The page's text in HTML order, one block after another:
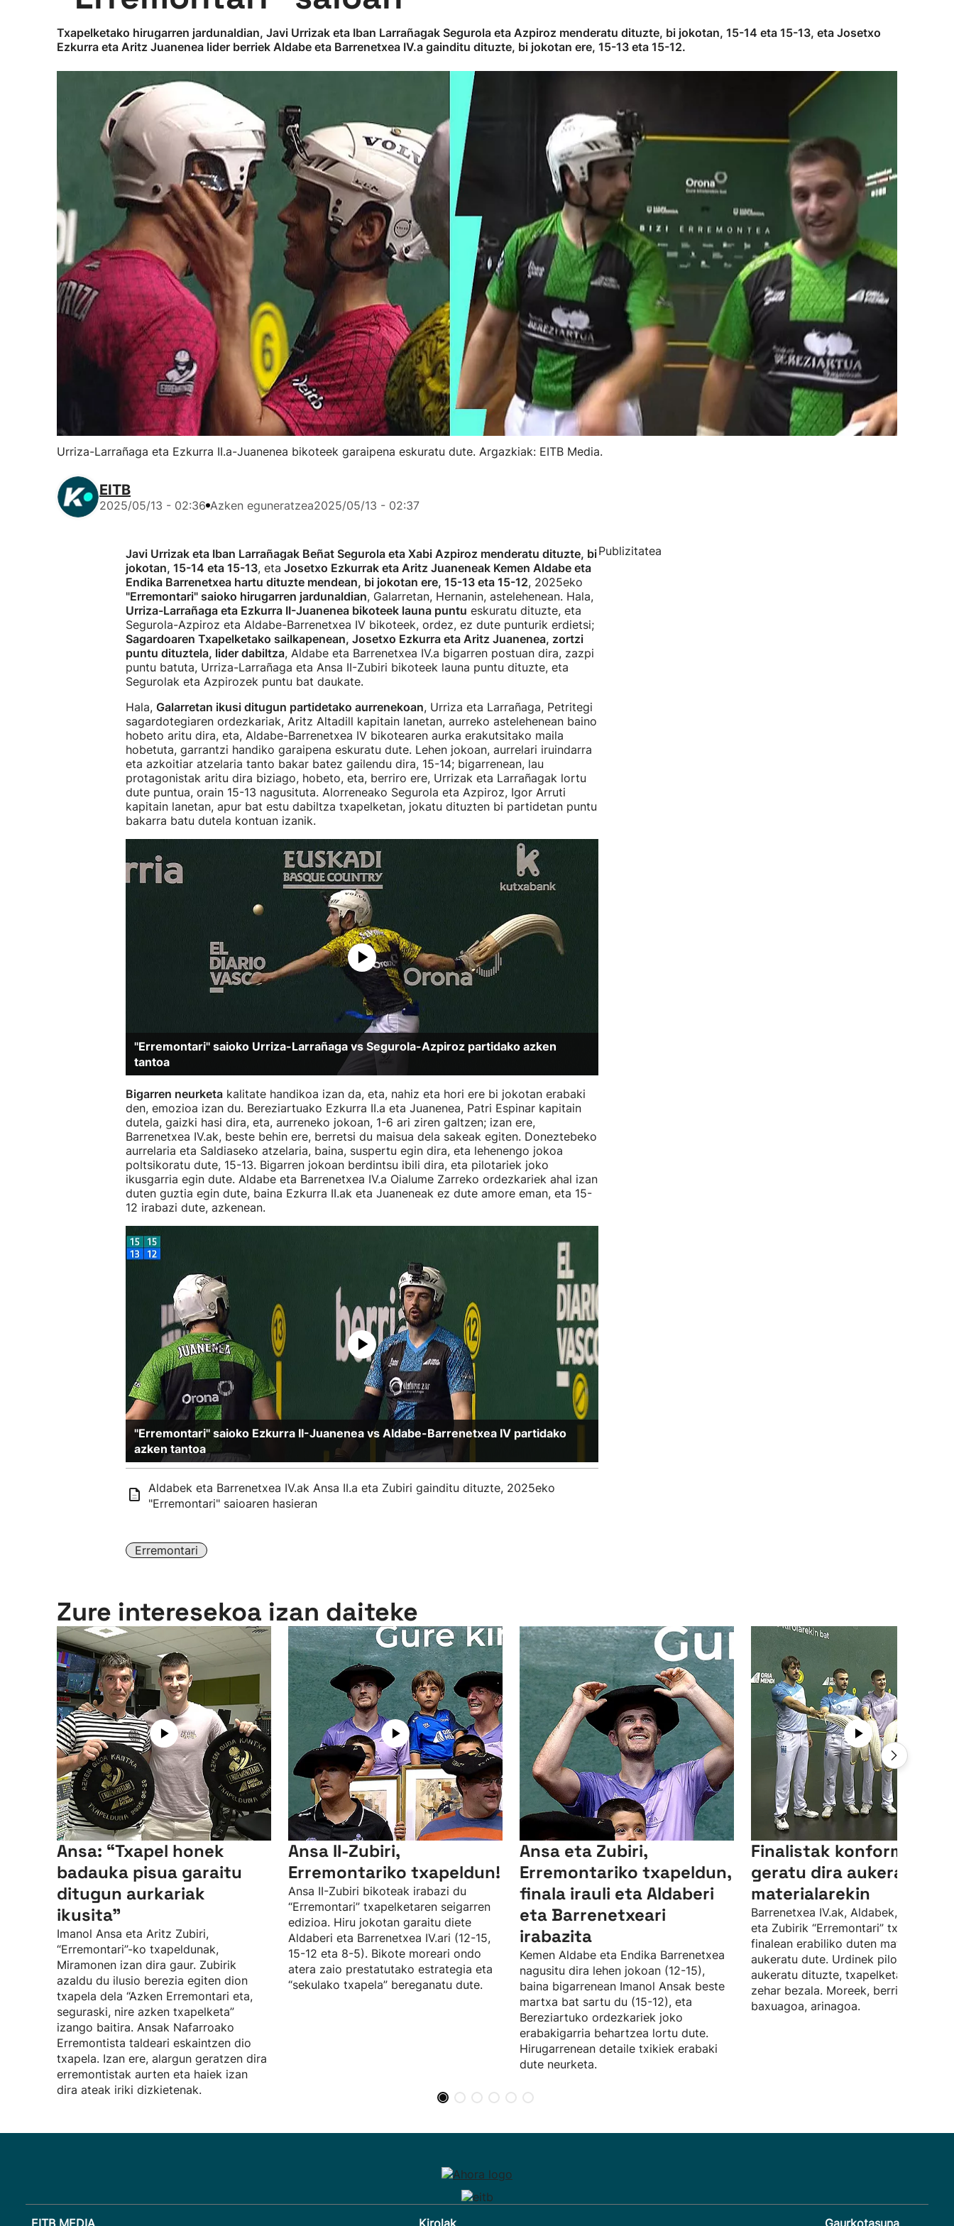
Txapelketako hirugarren jardunaldian, Javi Urrizak eta Iban Larrañagak Segurola eta Azpiroz menderatu dituzte, bi jokotan, 15-14 eta 15-13, eta Josetxo
Ezkurra eta Aritz Juanenea lider berriek Aldabe eta Barrenetxea IV.a gainditu dituzte, bi jokotan ere, 15-13 eta 15-12.
Urriza-Larrañaga eta Ezkurra II.a-Juanenea bikoteek garaipena eskuratu dute. Argazkiak: EITB Media.
EITB
2025/05/13 - 02:36 Azken eguneratzea2025/05/13 - 02:37
Javi Urrizak eta Iban Larrañagak Beñat Segurola eta Xabi Azpiroz menderatu dituzte, bi
jokotan, 15-14 eta 15-13, eta Josetxo Ezkurrak eta Aritz Juaneneak Kemen Aldabe eta
Endika Barrenetxea hartu dituzte mendean, bi jokotan ere, 15-13 eta 15-12, 2025eko
"Erremontari" saioko hirugarren jardunaldian, Galarretan, Hernanin, astelehenean. Hala,
Urriza-Larrañaga eta Ezkurra II-Juanenea bikoteek launa puntu eskuratu dituzte, eta
Segurola-Azpiroz eta Aldabe-Barrenetxea IV bikoteek, ordez, ez dute punturik erdietsi;
Sagardoaren Txapelketako sailkapenean, Josetxo Ezkurra eta Aritz Juanenea, zortzi
puntu dituztela, lider dabiltza, Aldabe eta Barrenetxea IV.a bigarren postuan dira, zazpi
puntu batuta, Urriza-Larrañaga eta Ansa II-Zubiri bikoteek launa puntu dituzte, eta
Segurolak eta Azpirozek puntu bat daukate.
Hala, Galarretan ikusi ditugun partidetako aurrenekoan, Urriza eta Larrañaga, Petritegi
sagardotegiaren ordezkariak, Aritz Altadill kapitain lanetan, aurreko astelehenean baino
hobeto aritu dira, eta, Aldabe-Barrenetxea IV bikotearen aurka erakutsitako maila
hobetuta, garrantzi handiko garaipena eskuratu dute. Lehen jokoan, aurrelari iruindarra
eta azkoitiar atzelaria tanto bakar batez gailendu dira, 15-14; bigarrenean, lau
protagonistak aritu dira biziago, hobeto, eta, berriro ere, Urrizak eta Larrañagak lortu
dute puntua, orain 15-13 nagusituta. Alorreneako Segurola eta Azpiroz, Igor Arruti
kapitain lanetan, apur bat estu dabiltza txapelketan, jokatu dituzten bi partidetan puntu
bakarra batu dutela kontuan izanik.
''Erremontari'' saioko Urriza-Larrañaga vs Segurola-Azpiroz partidako azken
tantoa
Bigarren neurketa kalitate handikoa izan da, eta, nahiz eta hori ere bi jokotan erabaki
den, emozioa izan du. Bereziartuako Ezkurra II.a eta Juanenea, Patri Espinar kapitain
dutela, gaizki hasi dira, eta, aurreneko jokoan, 1-6 ari ziren galtzen; izan ere,
Barrenetxea IV.ak, beste behin ere, berretsi du maisua dela sakeak egiten. Doneztebeko
aurrelaria eta Saldiaseko atzelaria, baina, suspertu egin dira, eta lehenengo jokoa
poltsikoratu dute, 15-13. Bigarren jokoan berdintsu ibili dira, eta pilotariek joko
ikusgarria egin dute. Aldabe eta Barrenetxea IV.a Oialume Zarreko ordezkariek ahal izan
duten guztia egin dute, baina Ezkurra II.ak eta Juaneneak ez dute amore eman, eta 15-
12 irabazi dute, azkenean.
''Erremontari'' saioko Ezkurra II-Juanenea vs Aldabe-Barrenetxea IV partidako
azken tantoa
Aldabek eta Barrenetxea IV.ak Ansa II.a eta Zubiri gainditu dituzte, 2025eko
"Erremontari" saioaren hasieran
Erremontari
Publizitatea
Zure interesekoa izan daiteke
Ansa: “Txapel honek
badauka pisua garaitu
ditugun aurkariak
ikusita”
Imanol Ansa eta Aritz Zubiri,
“Erremontari”-ko txapeldunak,
Miramonen izan dira gaur. Zubirik
azaldu du ilusio berezia egiten dion
txapela dela “Azken Erremontari eta,
seguraski, nire azken txapelketa”
izango baitira. Ansak Nafarroako
Erremontista taldeari eskaintzen dio
txapela. Izan ere, alargun geratzen dira
erremontistak aurten eta haiek izan
dira ateak iriki dizkietenak.
Ansa II-Zubiri,
Erremontariko txapeldun!
Ansa II-Zubiri bikoteak irabazi du
“Erremontari” txapelketaren seigarren
edizioa. Hiru jokotan garaitu diete
Aldaberi eta Barrenetxea IV.ari (12-15,
15-12 eta 8-5). Bikote moreari ondo
atera zaio prestatutako estrategia eta
“sekulako txapela” bereganatu dute.
Ansa eta Zubiri,
Erremontariko txapeldun,
finala irauli eta Aldaberi
eta Barrenetxeari
irabazita
Kemen Aldabe eta Endika Barrenetxea
nagusitu dira lehen jokoan (12-15),
baina bigarrenean Imanol Ansak beste
martxa bat sartu du (15-12), eta
Bereziartuko ordezkariek joko
erabakigarria behartzea lortu dute.
Hirugarrenean detaile txikiek erabaki
dute neurketa.
Finalistak konforme
geratu dira
materialarekin
Barrenetxea IV.ak, Aldabek, Ansa II.ak
eta Zubirik “Erremontari”
finalean erabiliko duten materiala
aukeratu dute. Urdinek pilota biziak
aukeratu dituzte, txapelketa guztian
zehar bezala. Moreek, berriz,
baxuagoa, arinagoa.
EITB MEDIA Kirolak Gaurkotasuna